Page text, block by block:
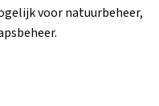
voor natuurbeheer,